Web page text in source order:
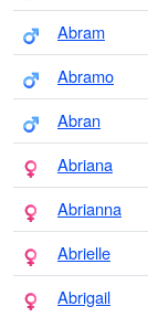
Abram
Abramo
Abran
Abriana
Abrianna
Abrielle
Abrigail